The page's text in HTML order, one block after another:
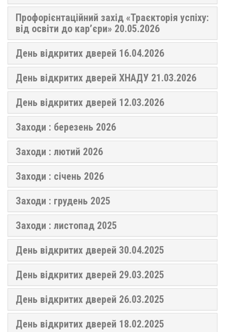
Профорієнтаційний захід «Траєкторія успіху:
від освіти до кар’єри» 20.05.2026
День відкритих дверей 16.04.2026
День відкритих дверей ХНАДУ 21.03.2026
День відкритих дверей 12.03.2026
Заходи : березень 2026
Заходи : лютий 2026
Заходи : січень 2026
Заходи : грудень 2025
Заходи : листопад 2025
День відкритих дверей 30.04.2025
День відкритих дверей 29.03.2025
День відкритих дверей 26.03.2025
День відкритих дверей 18.02.2025